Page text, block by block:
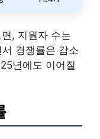
, 지원자 수는
경쟁률은 감소
년에도 이어질